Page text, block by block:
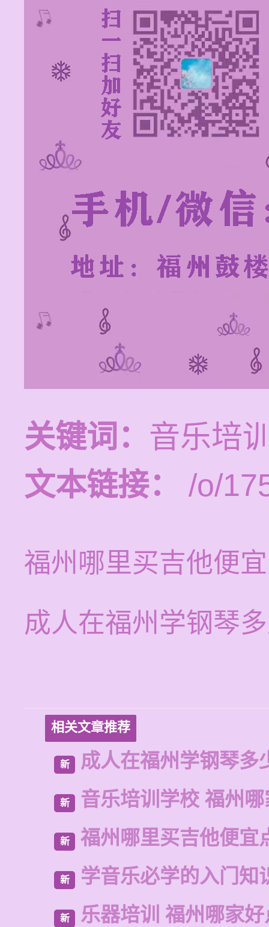
关键词： 音乐培
文本链接：
/o/
福州哪里买吉他便
成人在福州学钢琴
相关文章推荐
新 成人在福州学钢琴多
新 音乐培训学校 福州
新 福州哪里买吉他便宜
新 学音乐必学的入门知
新 乐器培训 福州哪家好